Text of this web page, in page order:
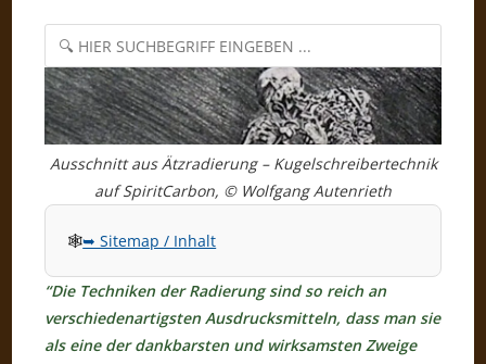
Ausschnitt aus Ätzradierung – Kugelschreibertechnik
auf SpiritCarbon, © Wolfgang Autenrieth
🕸️➥ Sitemap / Inhalt
“Die Techniken der Radierung sind so reich an
verschiedenartigsten Ausdrucksmitteln, dass man sie
als eine der dankbarsten und wirksamsten Zweige